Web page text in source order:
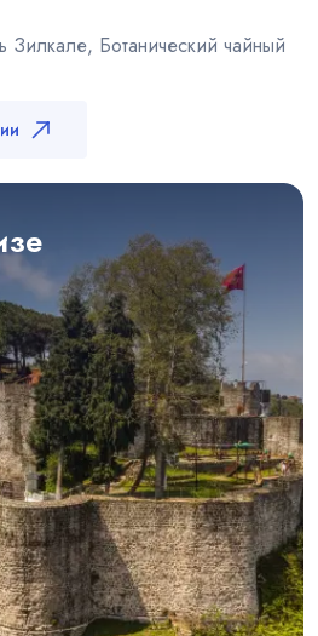
Зилкале, Ботанический чайный